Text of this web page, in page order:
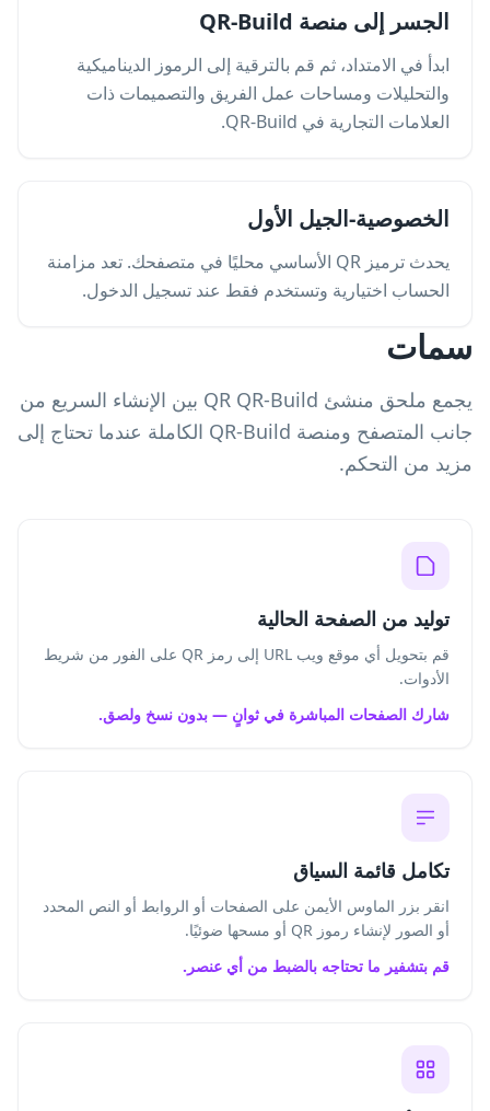
الجسر إلى منصة QR-Build
ابدأ في الامتداد، ثم قم بالترقية إلى الرموز الديناميكية
والتحليلات ومساحات عمل الفريق والتصميمات ذات
العلامات التجارية في QR-Build.
الخصوصية-الجيل الأول
يحدث ترميز QR الأساسي محليًا في متصفحك. تعد مزامنة
الحساب اختيارية وتستخدم فقط عند تسجيل الدخول.
سمات
يجمع ملحق منشئ QR QR-Build بين الإنشاء السريع من
جانب المتصفح ومنصة QR-Build الكاملة عندما تحتاج إلى
مزيد من التحكم.
توليد من الصفحة الحالية
قم بتحويل أي موقع ويب URL إلى رمز QR على الفور من شريط
الأدوات.
شارك الصفحات المباشرة في ثوانٍ — بدون نسخ ولصق.
تكامل قائمة السياق
انقر بزر الماوس الأيمن على الصفحات أو الروابط أو النص المحدد
أو الصور لإنشاء رموز QR أو مسحها ضوئيًا.
قم بتشفير ما تحتاجه بالضبط من أي عنصر.